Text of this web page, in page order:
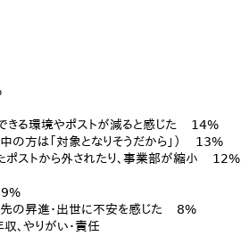
きる環境やポストが減ると感じた 14%
方は「対象となりそうだから」） 13%
ポストから外されたり、事業部が縮小 12%
先の昇進・出世に不安を感じた 8%
、やりがい・責任